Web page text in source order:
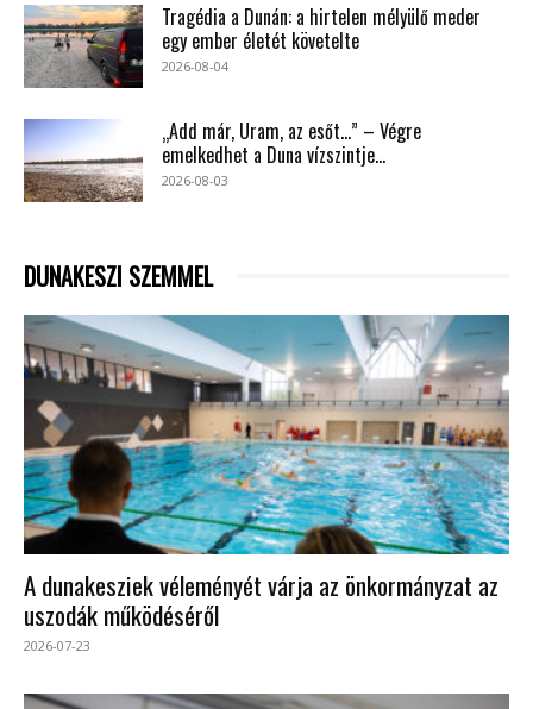
Tragédia a Dunán: a hirtelen mélyülő meder
egy ember életét követelte
2026-08-04
„Add már, Uram, az esőt…” – Végre
emelkedhet a Duna vízszintje...
2026-08-03
DUNAKESZI SZEMMEL
A dunakesziek véleményét várja az önkormányzat az
uszodák működéséről
2026-07-23